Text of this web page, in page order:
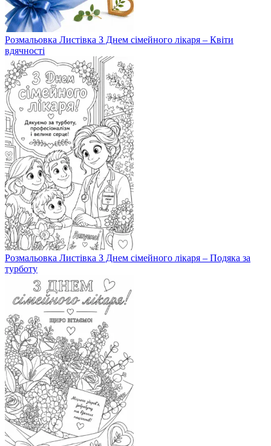
Розмальовка Листівка З Днем сімейного лікаря – Квіти
вдячності
Розмальовка Листівка З Днем сімейного лікаря – Подяка за
турботу